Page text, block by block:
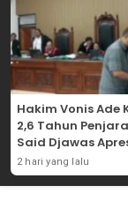
Hakim Vonis Ade
2,6 Tahun
Said Djawas
Putusan
2 hari yang lalu